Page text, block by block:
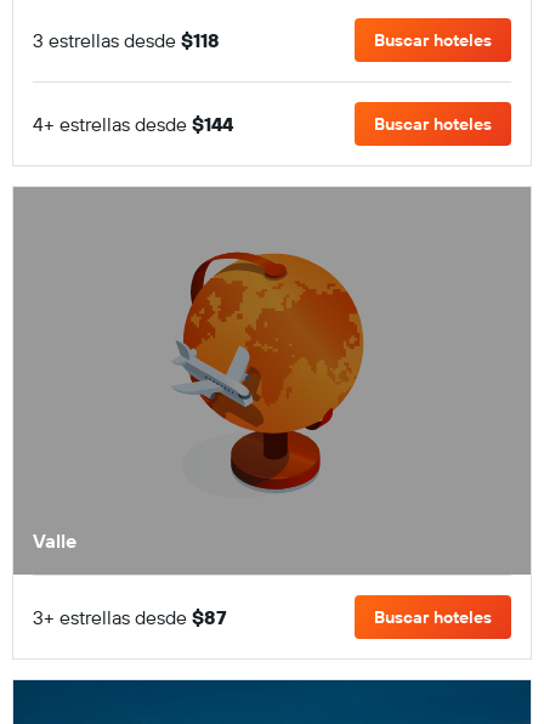
3 estrellas desde $118 Buscar hoteles
4+ estrellas desde $144 Buscar hoteles
Valle
3+ estrellas desde $87 Buscar hoteles